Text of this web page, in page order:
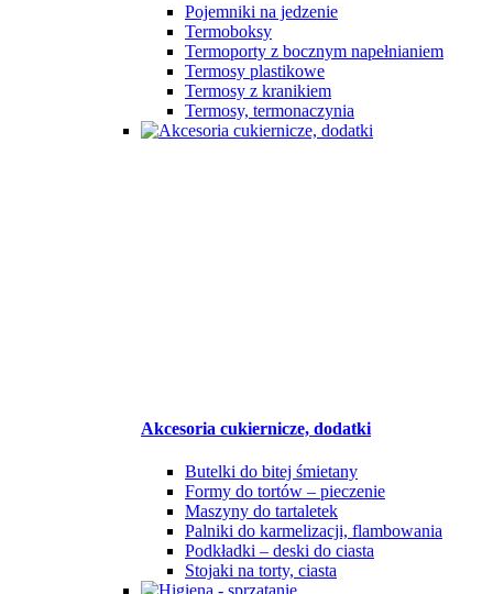
Pojemniki na jedzenie
Termoboksy
Termoporty z bocznym napełnianiem
Termosy plastikowe
Termosy z kranikiem
Termosy, termonaczynia
Akcesoria cukiernicze, dodatki
Butelki do bitej śmietany
Formy do tortów – pieczenie
Maszyny do tartaletek
Palniki do karmelizacji, flambowania
Podkładki – deski do ciasta
Stojaki na torty, ciasta